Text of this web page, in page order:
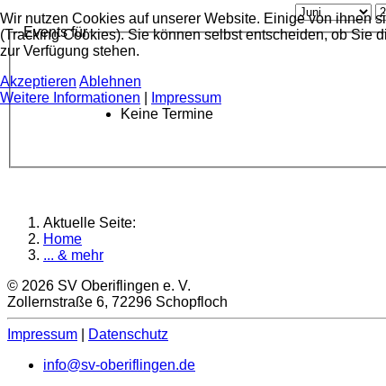
Events für
Keine Termine
Aktuelle Seite:
Home
... & mehr
© 2026 SV Oberiflingen e. V.
Zollernstraße 6, 72296 Schopfloch
Impressum
Datenschutz
info@sv-oberiflingen.de
Wir nutzen Cookies auf unserer Website. Einige von ihnen
(Tracking Cookies). Sie können selbst entscheiden, ob Sie
zur Verfügung stehen.
Akzeptieren Ablehnen
Weitere Informationen
Impressum